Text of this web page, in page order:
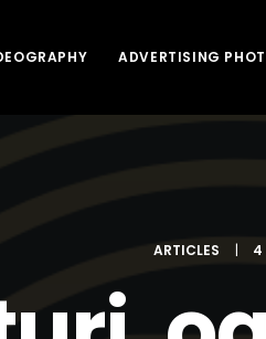
ADVERTISING
ARTICLES | 4